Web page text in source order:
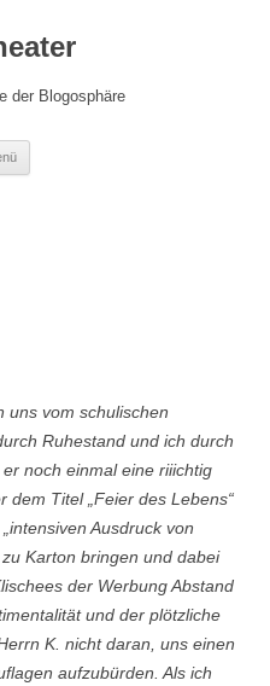
der Blogosphäre
uns vom schulischen
Ruhestand und ich durch
noch einmal eine riiichtig
dem Titel „Feier des Lebens“
Ausdruck von
Karton bringen und dabei
der Werbung Abstand
und der plötzliche
K. nicht daran, uns einen
aufzubürden. Als ich